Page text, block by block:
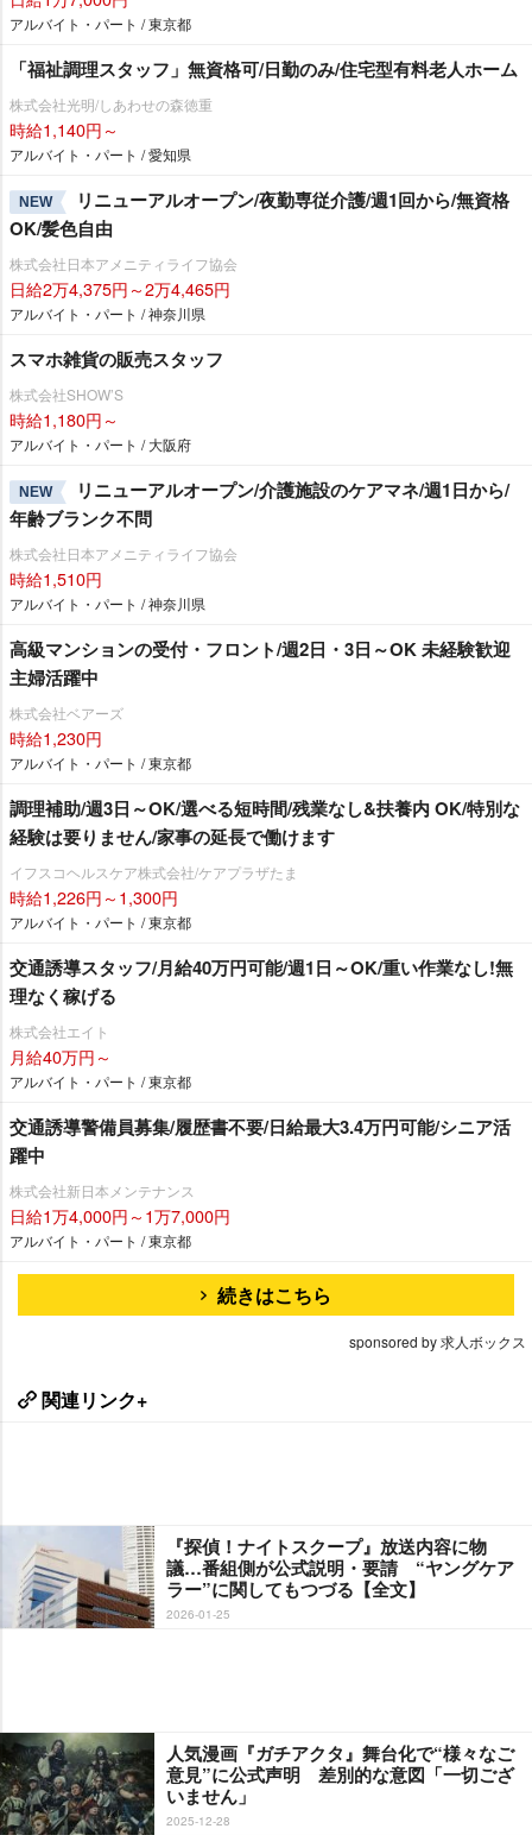
アルバイト・パート / 東京都
「福祉調理スタッフ」無資格可/日勤のみ/住宅型有料老人ホーム
株式会社光明/しあわせの森徳重
時給1,140円～
アルバイト・パート / 愛知県
NEW
リニューアルオープン/夜勤専従介護/週1回から/無資格
OK/髪色自由
株式会社日本アメニティライフ協会
日給2万4,375円～2万4,465円
アルバイト・パート / 神奈川県
スマホ雑貨の販売スタッフ
株式会社SHOW’S
時給1,180円～
アルバイト・パート / 大阪府
NEW
リニューアルオープン/介護施設のケアマネ/週1日から/
年齢ブランク不問
株式会社日本アメニティライフ協会
時給1,510円
アルバイト・パート / 神奈川県
高級マンションの受付・フロント/週2日・3日～OK 未経験歓迎
主婦活躍中
株式会社ベアーズ
時給1,230円
アルバイト・パート / 東京都
調理補助/週3日～OK/選べる短時間/残業なし&扶養内 OK/特別な
経験は要りません/家事の延長で働けます
イフスコヘルスケア株式会社/ケアプラザたま
時給1,226円～1,300円
アルバイト・パート / 東京都
交通誘導スタッフ/月給40万円可能/週1日～OK/重い作業なし!無
理なく稼げる
株式会社エイト
月給40万円～
アルバイト・パート / 東京都
交通誘導警備員募集/履歴書不要/日給最大3.4万円可能/シニア活
躍中
株式会社新日本メンテナンス
日給1万4,000円～1万7,000円
アルバイト・パート / 東京都
続きはこちら
sponsored by 求人ボックス
関連リンク+
『探偵！ナイトスクープ』放送内容に物
議…番組側が公式説明・要請 “ヤングケア
ラー”に関してもつづる【全文】
2026-01-25
人気漫画『ガチアクタ』舞台化で“様々なご
意見”に公式声明 差別的な意図「一切ござ
いません」
2025-12-28